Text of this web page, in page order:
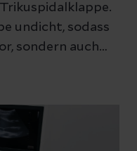
undicht, sodass
sondern auch
zurückfließt.
es